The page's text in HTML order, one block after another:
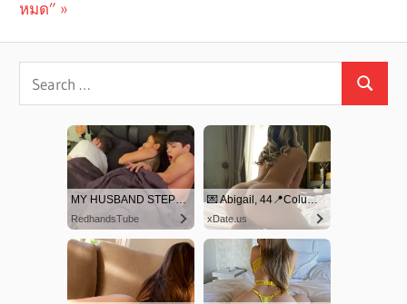
navigation
Post:
หมด”